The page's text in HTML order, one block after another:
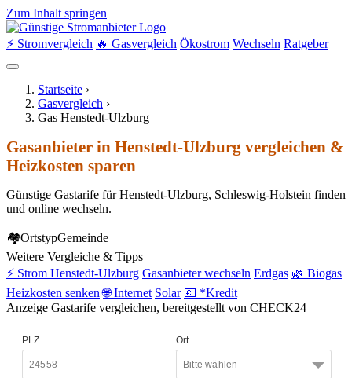
Zum Inhalt springen
⚡ Stromvergleich 🔥 Gasvergleich Ökostrom Wechseln Ratgeber
Startseite ›
Gasvergleich ›
Gas Henstedt-Ulzburg
Gasanbieter in Henstedt-Ulzburg vergleichen &
Heizkosten sparen
Günstige Gastarife für Henstedt-Ulzburg, Schleswig-Holstein finden
und online wechseln.
🏘OrtstypGemeinde
Weitere Vergleiche & Tipps
⚡ Strom Henstedt-Ulzburg Gasanbieter wechseln Erdgas 🌿 Biogas
Heizkosten senken 🌐 Internet Solar 💶 *Kredit
Anzeige Gastarife vergleichen, bereitgestellt von CHECK24